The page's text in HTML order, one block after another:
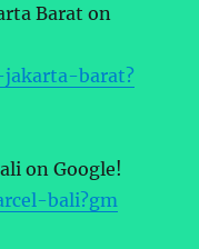
Barat on
barat?
on Google!
bali?gm